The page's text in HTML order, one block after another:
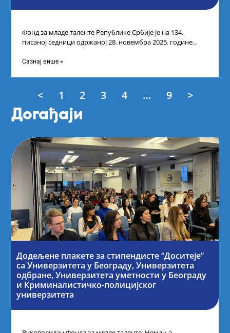
Фонд за младе таленте Републике Србије је на 134.
писаној седници одржаној 28. новембра 2025. године
Сазнај више »
< 1 2 3 4 … 9 >
Догађаји
Додељене плакете за стипендисте “Доситеје”
са Универзитета у Београду, Универзитета
одбране, Универзитета уметности у Београду
и Криминалистичко-полицијског
универзитета